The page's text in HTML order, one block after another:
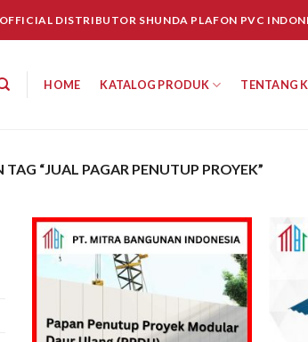
DISTRIBUTOR SHUNDA PLAFON PVC
HOME KATALOG PRODUK TENTANG
“JUAL PAGAR PENUTUP PROYEK”